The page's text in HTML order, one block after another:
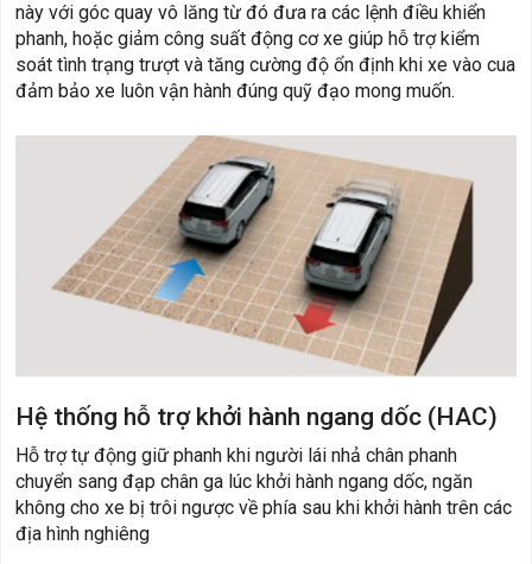
này với góc quay vô lăng từ đó đưa ra các lệnh điều khiển
phanh, hoặc giảm công suất động cơ xe giúp hỗ trợ kiểm
soát tình trạng trượt và tăng cường độ ổn định khi xe vào cua
đảm bảo xe luôn vận hành đúng quỹ đạo mong muốn.
Hệ thống hỗ trợ khởi hành ngang dốc (HAC)
Hỗ trợ tự động giữ phanh khi người lái nhả chân phanh
chuyển sang đạp chân ga lúc khởi hành ngang dốc, ngăn
không cho xe bị trôi ngược về phía sau khi khởi hành trên các
địa hình nghiêng